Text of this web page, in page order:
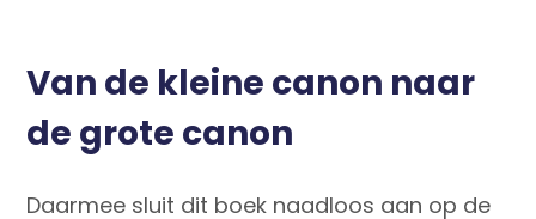
Van de kleine canon naar
de grote canon
Daarmee sluit dit boek naadloos aan op de